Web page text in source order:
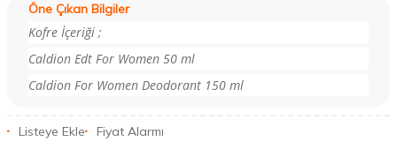
Öne Çıkan Bilgiler
Kofre İçeriği ;
Caldion Edt For Women 50 ml
Caldion For Women Deodorant 150 ml
Listeye Ekle Fiyat Alarmı